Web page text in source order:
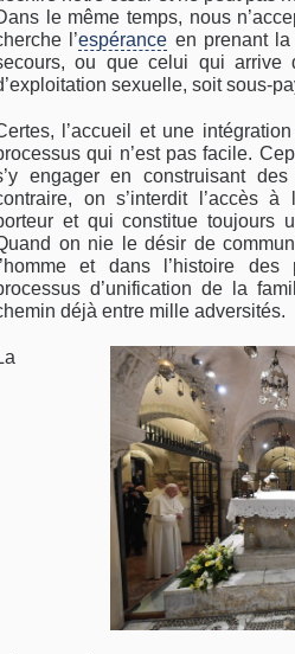
le même temps, nous
l’espérance en prenant
ou que celui qui arrive
sexuelle, soit sous-
l’accueil et une
qui n’est pas facile.
engager en construisant
on s’interdit l’accès
et qui constitue toujours
on nie le désir de
et dans l’histoire
d’unification de la
déjà entre mille adversités.